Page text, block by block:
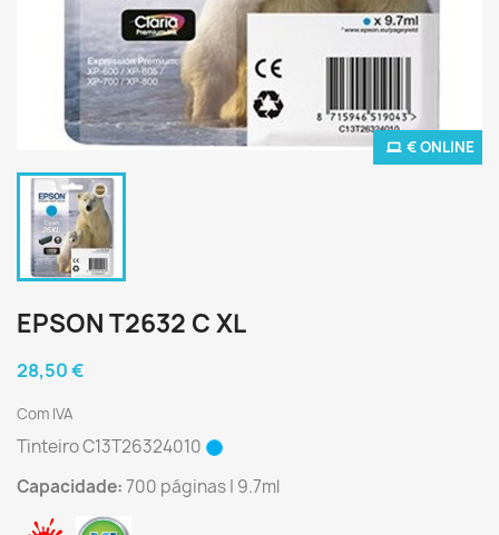
€ ONLINE
EPSON T2632 C XL
28,50 €
Com IVA
Tinteiro C13T26324010
Capacidade:700 páginas | 9.7ml